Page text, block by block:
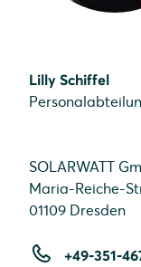
Lilly Schiffel
SOLARWATT
Maria-Reiche-
01109 Dresden
+49-351-